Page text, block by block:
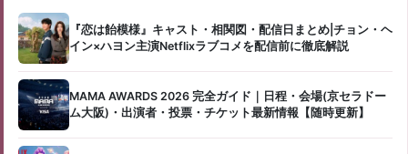
『恋は飴模様』キャスト・相関図・配信日まとめ|チョン・ヘ
イン×ハヨン主演Netflixラブコメを配信前に徹底解説
MAMA AWARDS 2026 完全ガイド｜日程・会場(京セラドー
ム大阪)・出演者・投票・チケット最新情報【随時更新】